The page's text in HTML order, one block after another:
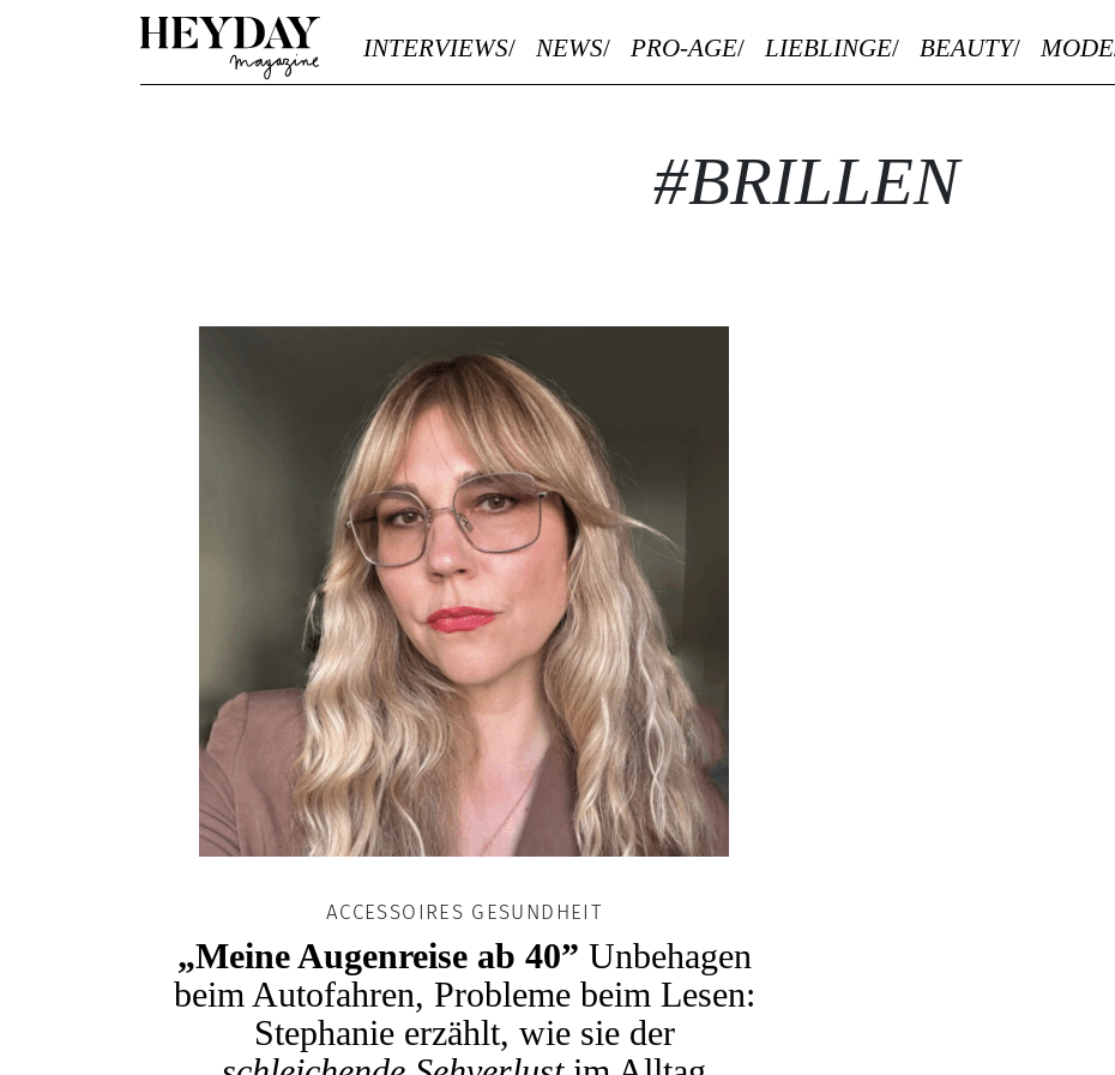
Heyday
INTERVIEWS NEWS PRO-AGE LIEBLINGE BEAUTY MODE
#BRILLEN
ACCESSOIRES GESUNDHEIT
„Meine Augenreise ab 40” Unbehagen
beim Autofahren, Probleme beim Lesen:
Stephanie erzählt, wie sie der